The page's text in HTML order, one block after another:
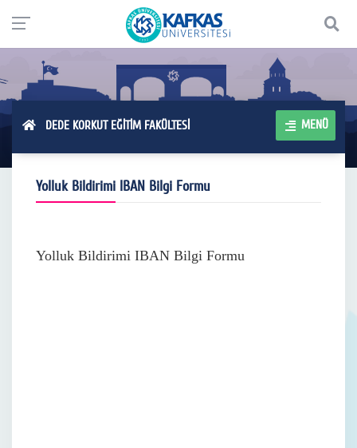
DEDE KORKUT EĞİTİM FAKÜLTESİ MENÜ
Yolluk Bildirimi IBAN Bilgi Formu
Yolluk Bildirimi IBAN Bilgi Formu